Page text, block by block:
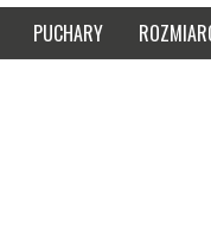
PUCHARY